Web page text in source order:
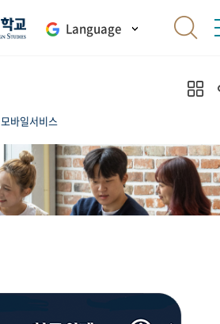
Language
모바일서비스